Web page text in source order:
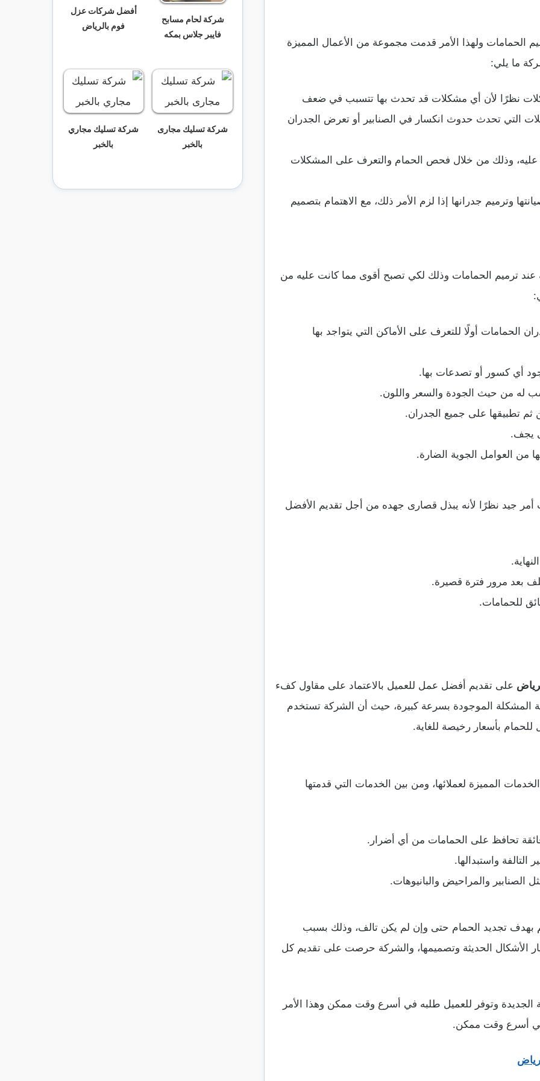
الحمامات ولهذا الأمر قدمت مجموعة من الأعمال المميزة
ما يلي:
نظرًا لأن أي مشكلات قد تحدث بها تتسبب في ضعف
التي تحدث حدوث انكسار في الصنابير أو تعرض الجدران
وذلك من خلال فحص الحمام والتعرف على المشكلات
وترميم جدرانها إذا لزم الأمر ذلك، مع الاهتمام بتصميم
ترميم الحمامات وذلك لكي تصبح أقوى مما كانت عليه من
أولًا للتعرف على الأماكن التي يتواجد بها
أي كسور أو تصدعات بها.
له من حيث الجودة والسعر واللون.
تطبيقها على جميع الجدران.
يجف.
من العوامل الجوية الضارة.
جيد نظرًا لأنه يبذل قصارى جهده من أجل تقديم الأفضل
بعد مرور فترة قصيرة.
للحمامات.
على تقديم أفضل عمل للعميل بالاعتماد على مقاول كفء
الموجودة بسرعة كبيرة، حيث أن الشركة تستخدم
بأسعار رخيصة للغاية.
المميزة لعملائها، ومن بين الخدمات التي قدمتها
تحافظ على الحمامات من أي أضرار.
واستبدالها.
والمراحيض والبانيوهات.
بهدف تجديد الحمام حتى وإن لم يكن تالف، وذلك بسبب
الأشكال الحديثة وتصميمها، والشركة حرصت على تقديم كل
وتوفر للعميل طلبه في أسرع وقت ممكن وهذا الأمر
في أسرع وقت ممكن.
شركة لحام مسابح
فايبر جلاس بمكه
أفضل شركات عزل
فوم بالرياض
شركة تسليك مجارى
بالخبر
شركة تسليك مجاري
بالخبر